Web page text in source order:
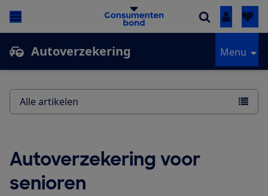
Inloggen
Autoverzekering Menu
Autoverzekering voor
senioren
Alle artikelen